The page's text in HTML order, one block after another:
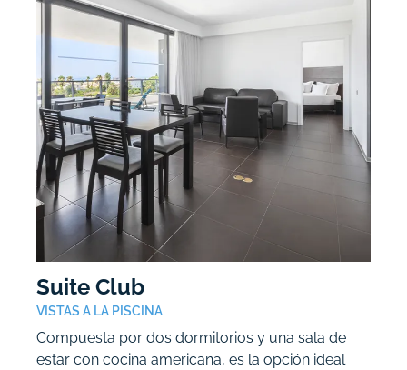
Suite Club
VISTAS A LA PISCINA
Compuesta por dos dormitorios y una sala de
estar con cocina americana, es la opción ideal